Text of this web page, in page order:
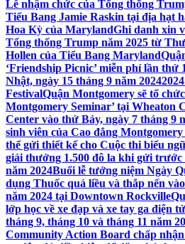
Lễ nhậm chức của Tổng thống
Tiểu Bang Jamie Raskin tại địa hạt
Hoa Kỳ của MarylandGhi danh xin
Tổng thống Trump năm 2025 từ
Hollen của Tiểu Bang Maryland
‘Friendship Picnic’ miễn phí lần thứ
Nhật, ngày 15 tháng 9 năm 2024
FestivalQuận Montgomery sẽ tổ
Montgomery Seminar’ tại Wheaton
Center vào thứ Bảy, ngày 7 tháng 9
sinh viên của Cao đẳng
thể gửi thiết kế cho Cuộc thi biểu
giải thưởng 1.500 đô la khi gửi trước
năm 2024Buổi lễ tưởng niệm Ngày
dụng Thuốc quá liều và thắp nến
năm 2024 tại Downtown Rockville
lớp học về xe đạp và xe tay ga điện
tháng 9, tháng 10 và tháng 11 năm
Community Action Board chấp